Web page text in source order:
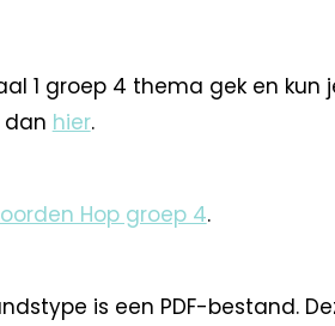
1 groep 4 thema gek en
dan hier.
Hop groep 4.
is een PDF-bestand.